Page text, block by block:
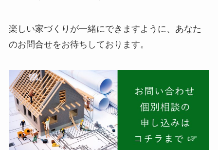
楽しい家づくりが一緒にできますように、あなた
のお問合せをお待ちしております。